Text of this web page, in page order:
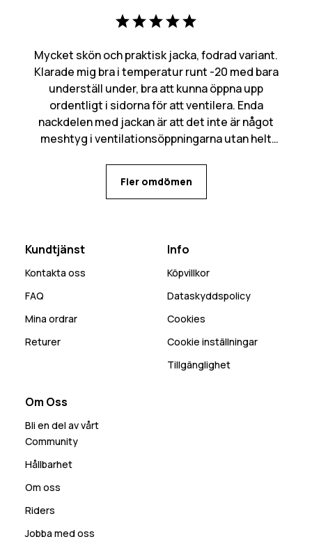
Mycket skön och praktisk jacka, fodrad variant.
Klarade mig bra i temperatur runt -20 med bara
underställ under, bra att kunna öppna upp
ordentligt i sidorna för att ventilera. Enda
nackdelen med jackan är att det inte är något
meshtyg i ventilationsöppningarna utan helt
alternativ för mobilen beroende på behov.
Fler omdömen
Kundtjänst
Kontakta oss
FAQ
Mina ordrar
Returer
Info
Köpvillkor
Dataskyddspolicy
Cookies
Cookie inställningar
Tillgänglighet
Om Oss
Bli en del av vårt
Community
Hållbarhet
Om oss
Riders
Jobba med oss